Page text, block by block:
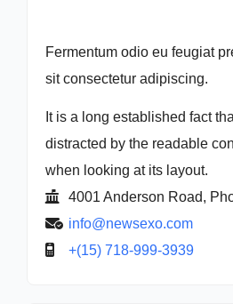
Fermentum odio eu feugiat
sit consectetur adipiscing.
It is a long established fact
distracted by the readable
when looking at its layout.
4001 Anderson Road,
info@newsexo.com
+(15) 718-999-3939